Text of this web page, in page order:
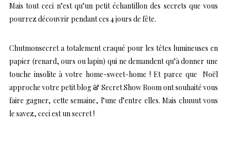
Mais tout ceci n’est qu’un petit échantillon des secrets que vous
pourrez découvrir pendant ces 4 jours de fête.
Chutmonsecret a totalement craqué pour les têtes lumineuses en
papier (renard, ours ou lapin) qui ne demandent qu’à donner une
touche insolite à votre home-sweet-home ! Et parce que Noël
approche votre petit blog & Secret Show Room ont souhaité vous
faire gagner, cette semaine, l’une d’entre elles. Mais chuuut vous
le savez, ceci est un secret !